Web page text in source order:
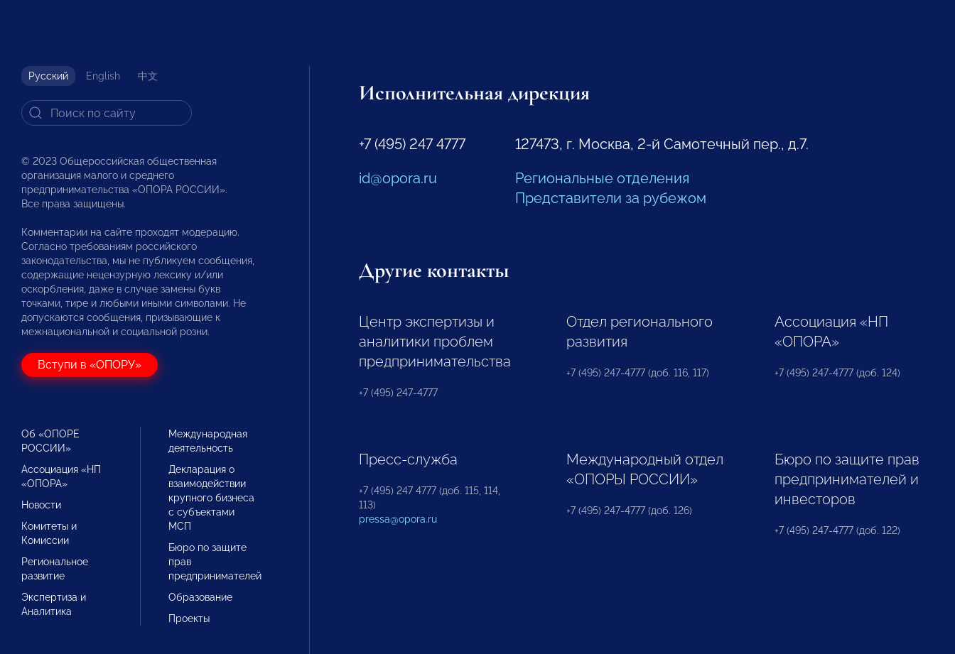
Русский English 中文
© 2023 Общероссийская общественная
организация малого и среднего
предпринимательства «ОПОРА РОССИИ».
Все права защищены.
Комментарии на сайте проходят модерацию.
Согласно требованиям российского
законодательства, мы не публикуем сообщения,
содержащие нецензурную лексику и/или
оскорбления, даже в случае замены букв
точками, тире и любыми иными символами. Не
допускаются сообщения, призывающие к
межнациональной и социальной розни.
Вступи в «ОПОРУ»
Об «ОПОРЕ
РОССИИ»
Ассоциация «НП
«ОПОРА»
Новости
Комитеты и
Комиссии
Региональное
развитие
Экспертиза и
Аналитика
Международная
деятельность
Декларация о
взаимодействии
крупного бизнеса
с субъектами
МСП
Бюро по защите
прав
предпринимателей
Образование
Проекты
Исполнительная дирекция
+7 (495) 247 4777
id@opora.ru
127473, г. Москва, 2-й Самотечный пер., д.7.
Региональные отделения
Представители за рубежом
Другие контакты
Центр экспертизы и
аналитики проблем
предпринимательства
+7 (495) 247-4777
Отдел регионального
развития
+7 (495) 247-4777 (доб. 116, 117)
Ассоциация «НП
«ОПОРА»
+7 (495) 247-4777 (доб. 124)
Пресс-служба
+7 (495) 247 4777 (доб. 115, 114,
113)
pressa@opora.ru
Международный отдел
«ОПОРЫ РОССИИ»
+7 (495) 247-4777 (доб. 126)
Бюро по защите прав
предпринимателей и
инвесторов
+7 (495) 247-4777 (доб. 122)